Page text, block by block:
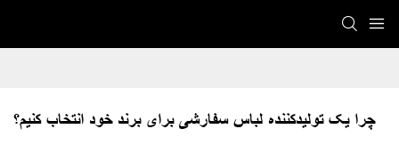
چرا یک تولیدکننده لباس سفارشی برای برند خود انتخاب کنیم؟